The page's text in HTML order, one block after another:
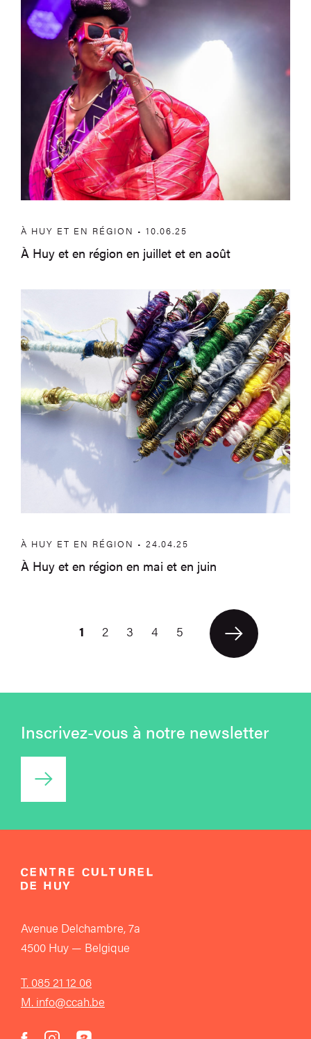
À HUY ET EN RÉGION • 10.06.25
À Huy et en région en juillet et en août
À Huy et en région en mai et en juin
À HUY ET EN RÉGION • 24.04.25
À Huy et en région en mai et en juin
1 2 3 4 5
Suivant
Inscrivez-vous à notre newsletter
Accéder au formulaire
Avenue Delchambre, 7a
4500 Huy — Belgique
T. 085 21 12 06
M. info@ccah.be